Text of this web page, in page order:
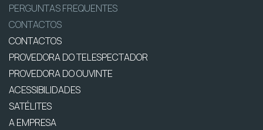
PERGUNTAS FREQUENTES
CONTACTOS
CONTACTOS
PROVEDORA DO TELESPECTADOR
PROVEDORA DO OUVINTE
ACESSIBILIDADES
SATÉLITES
A EMPRESA